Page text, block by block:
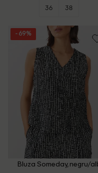
36 38
- 69%
Bluza Someday, negru/